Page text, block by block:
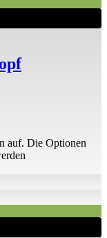
auf. Die Optionen